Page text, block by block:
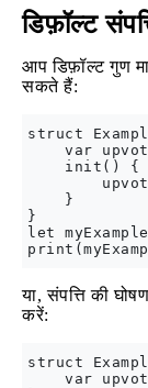
डिफ़ॉल्ट
आप डिफ़ॉल्ट गुण
सकते हैं:
struct
var
    init() {
    }
}
let
या, संपत्ति की
करें:
struct
var